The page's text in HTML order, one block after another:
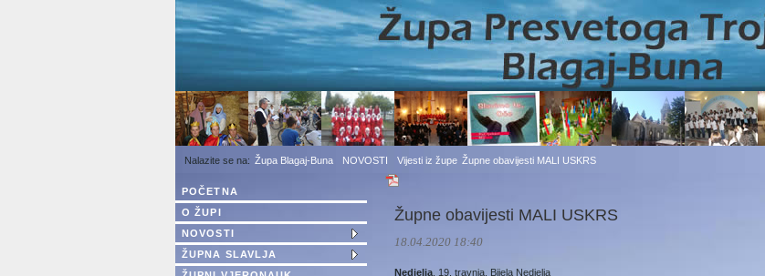
Župa Blagaj-Buna NOVOSTI Vijesti iz župe Župne obavijesti MALI USKRS
Župne obavijesti MALI USKRS
18.04.2020 18:40
Nedjelja , 19. travnja, Bijela Nedjelja
POČETNA
O ŽUPI
NOVOSTI
ŽUPNA SLAVLJA